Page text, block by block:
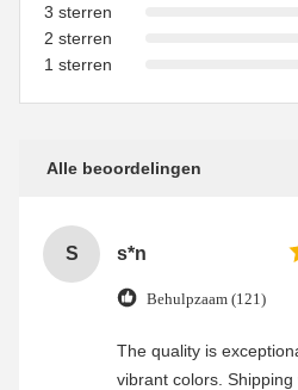
3 sterren
2 sterren
1 sterren
Alle beoordelingen
S s*n
Behulpzaam (121)
The quality is
vibrant colors. Shipping